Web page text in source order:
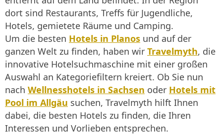
dort sind Restaurants, Treffs für Jugendliche,
Hotels, gemietete Räume und Camping.
Um die besten Hotels in Planos und auf der
ganzen Welt zu finden, haben wir Travelmyth, die
innovative Hotelsuchmaschine mit einer großen
Auswahl an Kategoriefiltern kreiert. Ob Sie nun
nach Wellnesshotels in Sachsen oder Hotels mit
Pool im Allgäu suchen, Travelmyth hilft Ihnen
dabei, die besten Hotels zu finden, die Ihren
Interessen und Vorlieben entsprechen.